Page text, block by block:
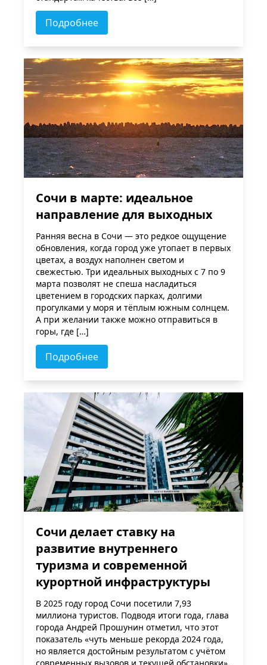
Подробнее
Сочи в марте: идеальное
направление для выходных
Ранняя весна в Сочи — это редкое ощущение
обновления, когда город уже утопает в первых
цветах, а воздух наполнен светом и
свежестью. Три идеальных выходных с 7 по 9
марта позволят не спеша насладиться
цветением в городских парках, долгими
прогулками у моря и тёплым южным солнцем.
А при желании также можно отправиться в
горы, где […]
Подробнее
Сочи делает ставку на
развитие внутреннего
туризма и современной
курортной инфраструктуры
В 2025 году город Сочи посетили 7,93
миллиона туристов. Подводя итоги года, глава
города Андрей Прошунин отметил, что этот
показатель «чуть меньше рекорда 2024 года,
но является достойным результатом с учётом